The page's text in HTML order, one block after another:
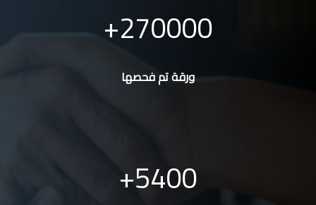
270000
ورقة تم فحصها
5400